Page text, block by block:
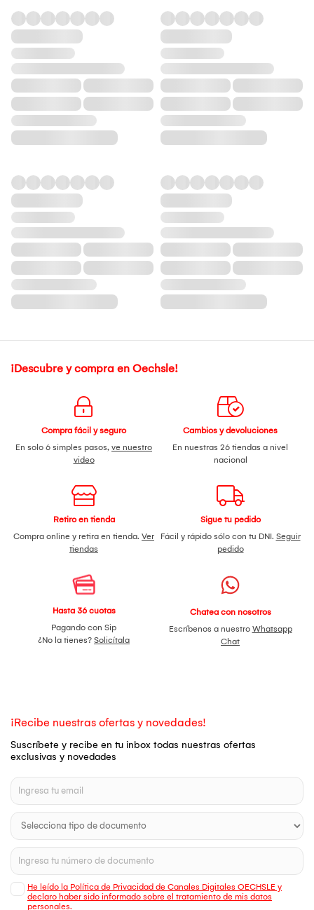
¡Descubre y compra en Oechsle!
Compra fácil y seguro
En solo 6 simples pasos, ve nuestro
video
Cambios y devoluciones
En nuestras 26 tiendas a nivel
nacional
Retiro en tienda
Compra online y retira en tienda. Ver
tiendas
Sigue tu pedido
Fácil y rápido sólo con tu DNI. Seguir
pedido
Hasta 36 cuotas
Pagando con Sip
¿No la tienes? Solicítala
Chatea con nosotros
Escríbenos a nuestro Whatsapp
Chat
¡Recibe nuestras ofertas y novedades!
Suscríbete y recibe en tu inbox todas nuestras ofertas
exclusivas y novedades
He leído la Política de Privacidad de Canales Digitales OECHSLE y
declaro haber sido informado sobre el tratamiento de mis datos
personales.